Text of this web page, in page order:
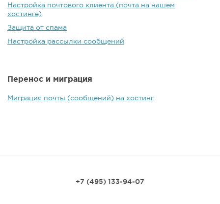
Настройка почтового клиента (почта на нашем
хостинге)
Защита от спама
Настройка рассылки сообщений
Перенос и миграция
Миграция почты (сообщений) на хостинг
+7 (495) 133-94-07